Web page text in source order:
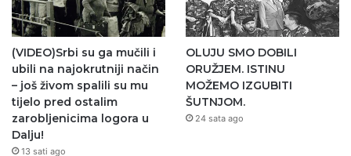
(VIDEO)Srbi su ga mučili i
ubili na najokrutniji način
– još živom spalili su mu
tijelo pred ostalim
zarobljenicima logora u
Dalju!
13 sati ago
OLUJU SMO DOBILI
ORUŽJEM. ISTINU
MOŽEMO IZGUBITI
ŠUTNJOM.
24 sata ago